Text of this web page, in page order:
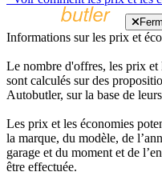
Informations sur les prix et
Le nombre d'offres, les prix et
sont calculés sur des
Autobutler, sur la base de
Les prix et les économies
la marque, du modèle, de
garage et du moment et de
être effectuée.